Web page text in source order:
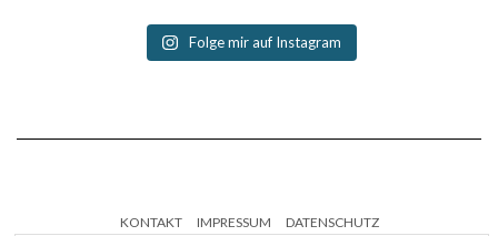
Folge mir auf Instagram
KONTAKT IMPRESSUM DATENSCHUTZ